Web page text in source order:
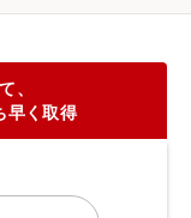
、
早く取得